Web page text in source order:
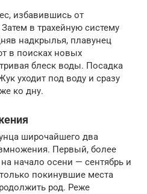
избавившись от
в трахейную систему
надкрылья, плавунец
в поисках новых
блеск воды. Посадка
уходит под воду и сразу
ко дну.
широчайшего два
Первый, более
начало осени — сентябрь и
покинувшие места
род. Реже